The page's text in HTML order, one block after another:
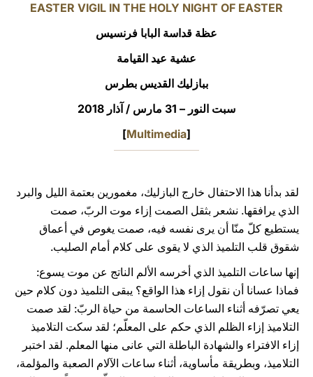
EASTER VIGIL IN THE HOLY NIGHT OF EASTER
عظة قداسة البابا فرنسيس
عشية عيد القيامة
ببازليك القديس بطرس
سبت النور – 31 مارس / آذار 2018
[
Multimedia
]
لقد بدأنا هذا الاحتفال خارج البازليك، مغمورين بعتمة الليل والبرد
الذي يرافقها. نشعر بثقل الصمت إزاء موت الربّ، صمت
يستطيع كلّ منّا أن يرى نفسه فيه، صمت يغوص في أعماق
شقوق قلب التلميذ الذي لا يقوى على كلام أمام الصليب.
إنها ساعات التلميذ الذي أخرسه الألم الناتج عن موت يسوع:
فماذا عسانا أن نقول إزاء هذا الواقع؟ يبقى التلميذ دون كلام حين
يعي تصرّفه أثناء الساعات الحاسمة من حياة الربّ: لقد صمت
التلاميذ إزاء الظلم الذي حكم على المعلّم؛ لقد سكت التلاميذ
إزاء الافتراء والشهادة الباطلة التي عانى منها المعلم. لقد اختبر
التلاميذ، وبطريقة مأساوية، أثناء ساعات الآلام الصعبة والمؤلمة،